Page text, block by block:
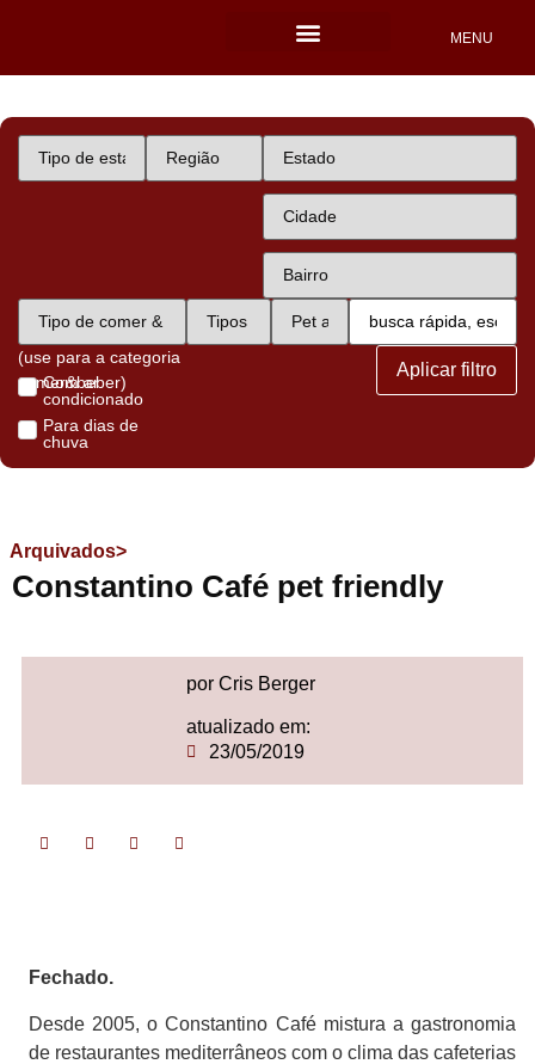
MENU
(use para a categoria
comer&beber)
Com ar
condicionado
Para dias de
chuva
Aplicar filtro
Arquivados>
Constantino Café pet friendly
por Cris Berger
atualizado em:
23/05/2019
Fechado.
Desde 2005, o Constantino Café mistura a gastronomia
de restaurantes mediterrâneos com o clima das cafeterias